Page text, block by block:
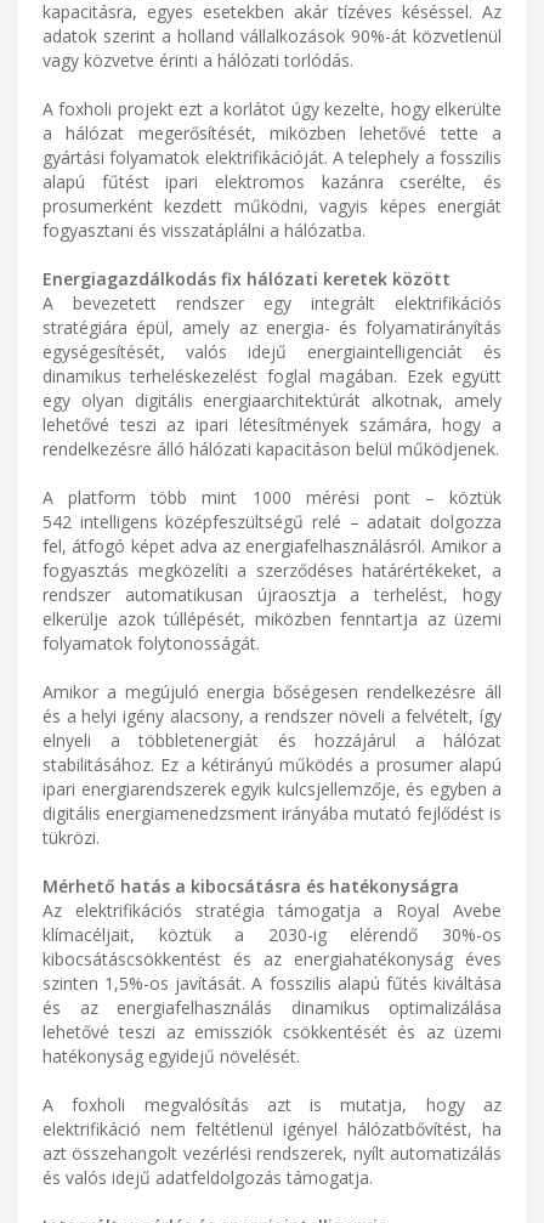
kapacitásra, egyes esetekben akár tízéves késéssel. Az
adatok szerint a holland vállalkozások 90%-át közvetlenül
vagy közvetve érinti a hálózati torlódás.
A foxholi projekt ezt a korlátot úgy kezelte, hogy elkerülte
a hálózat megerősítését, miközben lehetővé tette a
gyártási folyamatok elektrifikációját. A telephely a fosszilis
alapú fűtést ipari elektromos kazánra cserélte, és
prosumerként kezdett működni, vagyis képes energiát
fogyasztani és visszatáplálni a hálózatba.
Energiagazdálkodás fix hálózati keretek között
A bevezetett rendszer egy integrált elektrifikációs
stratégiára épül, amely az energia- és folyamatirányítás
egységesítését, valós idejű energiaintelligenciát és
dinamikus terheléskezelést foglal magában. Ezek együtt
egy olyan digitális energiaarchitektúrát alkotnak, amely
lehetővé teszi az ipari létesítmények számára, hogy a
rendelkezésre álló hálózati kapacitáson belül működjenek.
A platform több mint 1000 mérési pont – köztük
542 intelligens középfeszültségű relé – adatait dolgozza
fel, átfogó képet adva az energiafelhasználásról. Amikor a
fogyasztás megközelíti a szerződéses határértékeket, a
rendszer automatikusan újraosztja a terhelést, hogy
elkerülje azok túllépését, miközben fenntartja az üzemi
folyamatok folytonosságát.
Amikor a megújuló energia bőségesen rendelkezésre áll
és a helyi igény alacsony, a rendszer növeli a felvételt, így
elnyeli a többletenergiát és hozzájárul a hálózat
stabilitásához. Ez a kétirányú működés a prosumer alapú
ipari energiarendszerek egyik kulcsjellemzője, és egyben a
digitális energiamenedzsment irányába mutató fejlődést is
tükrözi.
Mérhető hatás a kibocsátásra és hatékonyságra
Az elektrifikációs stratégia támogatja a Royal Avebe
klímacéljait, köztük a 2030-ig elérendő 30%-os
kibocsátáscsökkentést és az energiahatékonyság éves
szinten 1,5%-os javítását. A fosszilis alapú fűtés kiváltása
és az energiafelhasználás dinamikus optimalizálása
lehetővé teszi az emissziók csökkentését és az üzemi
hatékonyság egyidejű növelését.
A foxholi megvalósítás azt is mutatja, hogy az
elektrifikáció nem feltétlenül igényel hálózatbővítést, ha
azt összehangolt vezérlési rendszerek, nyílt automatizálás
és valós idejű adatfeldolgozás támogatja.